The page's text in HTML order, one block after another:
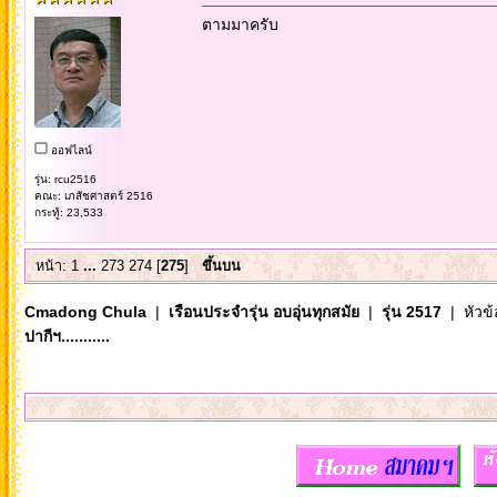
ออฟไลน์
รุ่น: rcu2516
คณะ: เภสัชศาสตร์ 2516
กระทู้: 23,533
ตามมาครับ
หน้า:1 ... 273 274[275]ขึ้นบน
Cmadong Chula| เรือนประจำรุ่น อบอุ่นทุกสมัย| รุ่น 2517| หัวข้
ปากีฯ...........